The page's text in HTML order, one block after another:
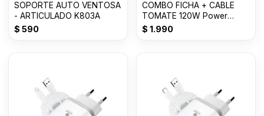
SOPORTE AUTO VENTOSA
- ARTICULADO K803A
$ 590
COMBO FICHA + CABLE
TOMATE 120W Power
Adapter Siut T-CH019
$ 1.990